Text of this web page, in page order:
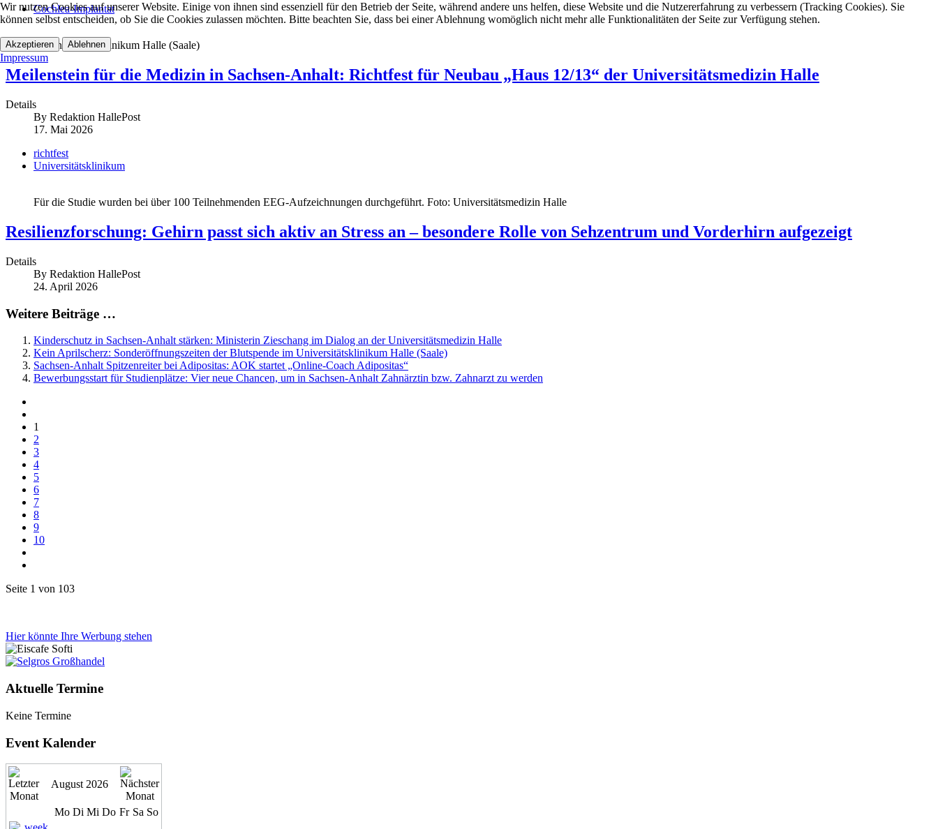
Cochlea-Implantat
(c) Universitätsklinikum Halle (Saale)
Meilenstein für die Medizin in Sachsen-Anhalt: Richtfest für Neubau „Haus 12/13“ der Universitätsmedizin Halle
Details
By Redaktion HallePost
17. Mai 2026
richtfest
Universitätsklinikum
Für die Studie wurden bei über 100 Teilnehmenden EEG-Aufzeichnungen durchgeführt. Foto: Universitätsmedizin Halle
Resilienzforschung: Gehirn passt sich aktiv an Stress an – besondere Rolle von Sehzentrum und Vorderhirn aufgezeigt
Details
By Redaktion HallePost
24. April 2026
Weitere Beiträge …
Kinderschutz in Sachsen-Anhalt stärken: Ministerin Zieschang im Dialog an der Universitätsmedizin Halle
Kein Aprilscherz: Sonderöffnungszeiten der Blutspende im Universitätsklinikum Halle (Saale)
Sachsen-Anhalt Spitzenreiter bei Adipositas: AOK startet „Online-Coach Adipositas“
Bewerbungsstart für Studienplätze: Vier neue Chancen, um in Sachsen-Anhalt Zahnärztin bzw. Zahnarzt zu werden
1
2
3
4
5
6
7
8
9
10
Seite 1 von 103
Hier könnte Ihre Werbung stehen
Aktuelle Termine
Keine Termine
Event Kalender
August 2026
Mo Di Mi Do Fr Sa So
Wir nutzen Cookies auf unserer Website. Einige von ihnen sind essenziell für den Betrieb der Seite, während andere uns helfen, diese Website und die Nutzererfahrung zu verbessern (Tracking Cookies). Sie
können selbst entscheiden, ob Sie die Cookies zulassen möchten. Bitte beachten Sie, dass bei einer Ablehnung womöglich nicht mehr alle Funktionalitäten der Seite zur Verfügung stehen.
Akzeptieren Ablehnen
Impressum